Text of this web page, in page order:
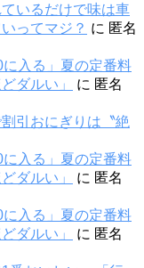
いるだけで味は車
ってマジ？ に 匿名
入る」夏の定番料
ダルい」
に 匿名
引おにぎりは〝絶
入る」夏の定番料
ダルい」
に 匿名
入る」夏の定番料
ダルい」
に 匿名